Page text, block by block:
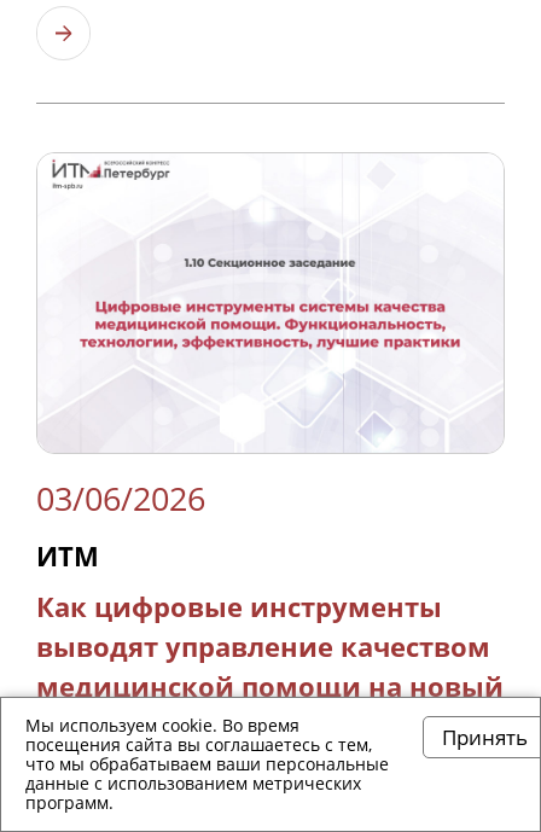
03/06/2026
ИТМ
Как цифровые инструменты
выводят управление качеством
медицинской помощи на новый
уровень
Узнать больше
Мы используем cookie. Во время
посещения сайта вы соглашаетесь с тем,
что мы обрабатываем ваши персональные
данные с использованием метрических
программ.
Принять